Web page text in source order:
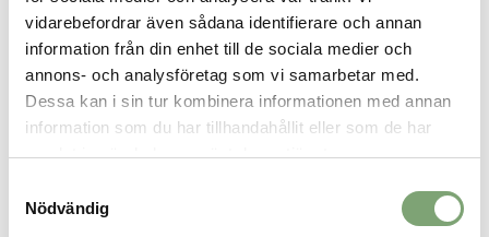
vidarebefordrar även sådana identifierare och annan
information från din enhet till de sociala medier och
annons- och analysföretag som vi samarbetar med.
Dessa kan i sin tur kombinera informationen med annan
information som du har tillhandahållit eller som de har
samlat in när du har använt deras tjänster.
Nödvändig
ullfrottéfoder och dragband i paracord över handleden.
SPARA SOM FAVORIT
018329-1